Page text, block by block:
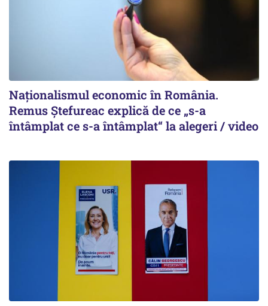
Naționalismul economic în România.
Remus Ștefureac explică de ce „s-a
întâmplat ce s-a întâmplat“ la alegeri / video